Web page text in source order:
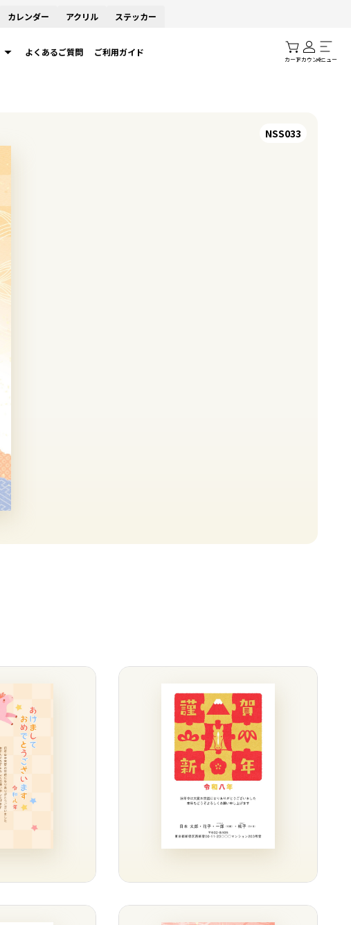
カレンダー アクリル ステッカー
よくあるご質問 ご利用ガイド
カートアカウントメニュー
NSS033